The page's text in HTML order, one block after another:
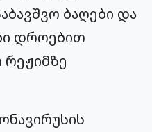
ბაღები და
დროებით
რეჟიმზე